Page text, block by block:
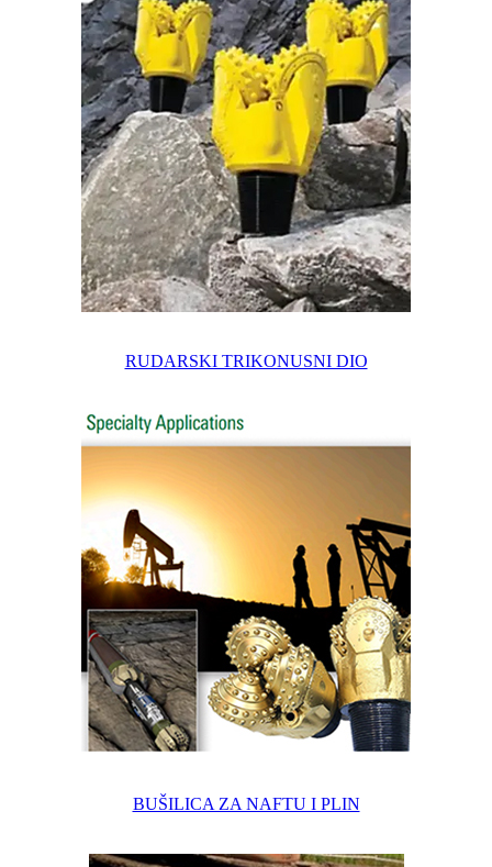
RUDARSKI TRIKONUSNI DIO
BUŠILICA ZA NAFTU I PLIN